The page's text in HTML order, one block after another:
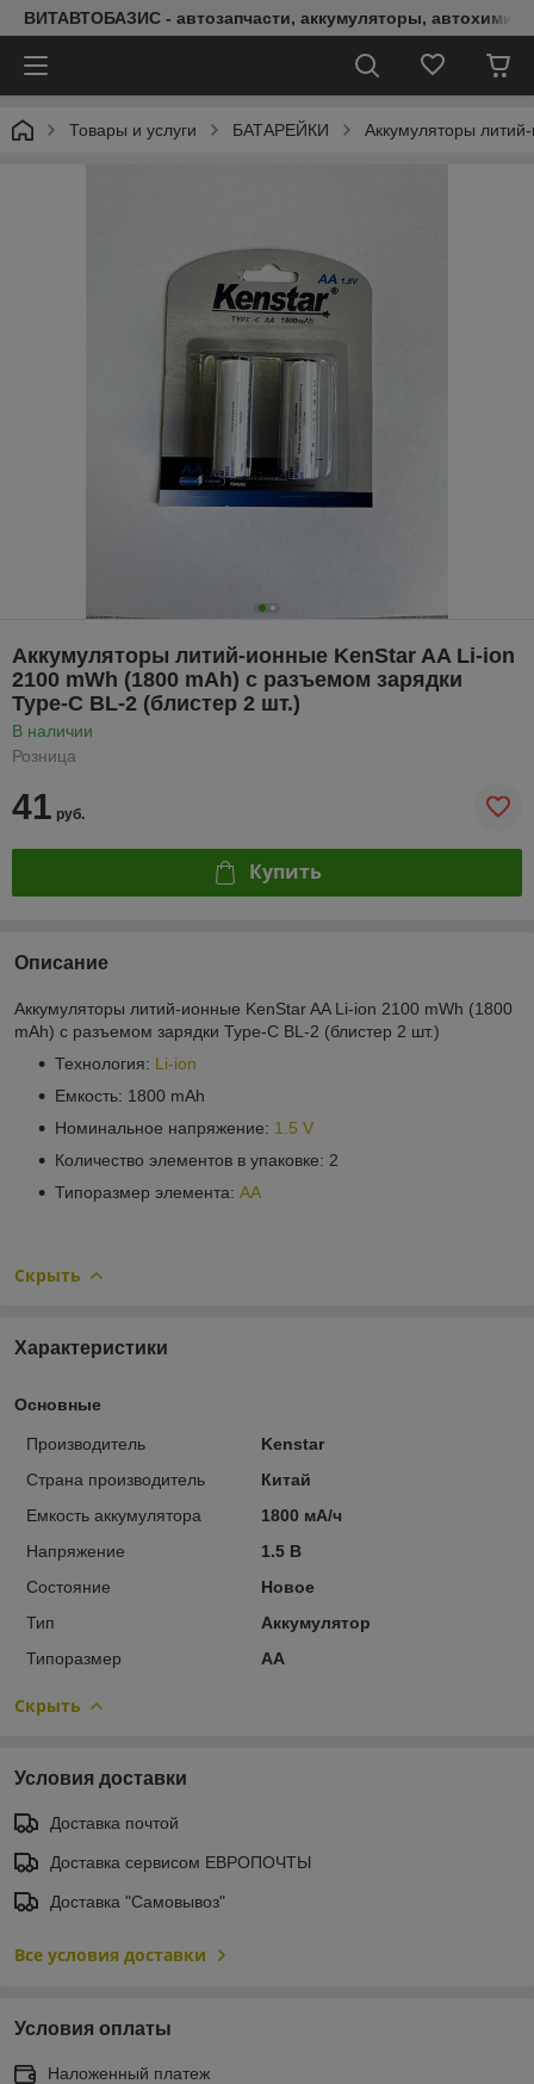
ВИТАВТОБАЗИС - автозапчасти, аккумуляторы, автохимия,
Товары и услуги БАТАРЕЙКИ Аккумуляторы
Аккумуляторы литий-ионные KenStar AA Li-ion
2100 mWh (1800 mAh) с разъемом зарядки
Type-C BL-2 (блистер 2 шт.)
В наличии
Розница
41 руб.
Купить
Описание
Аккумуляторы литий-ионные KenStar AA Li-ion 2100 mWh (1800
mAh) с разъемом зарядки Type-C BL-2 (блистер 2 шт.)
Технология: Li-ion
Емкость: 1800 mAh
Номинальное напряжение: 1.5 V
Количество элементов в упаковке: 2
Типоразмер элемента: AA
Скрыть
Характеристики
Основные
Производитель
Kenstar
Страна производитель
Китай
Емкость аккумулятора
1800 мА/ч
Напряжение
1.5 В
Состояние
Новое
Тип
Аккумулятор
Типоразмер
AA
Скрыть
Условия доставки
Доставка почтой
Доставка сервисом ЕВРОПОЧТЫ
Доставка "Самовывоз"
Все условия доставки
Условия оплаты
Наложенный платеж